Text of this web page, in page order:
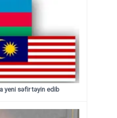
yeni səfir təyin edib